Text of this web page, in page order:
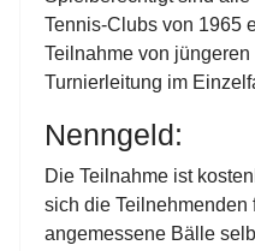
Tennis-Clubs von 1965
Teilnahme von
Turnierleitung im
Nenngeld:
Die Teilnahme ist
sich die Teilnehmenden
angemessene Bälle